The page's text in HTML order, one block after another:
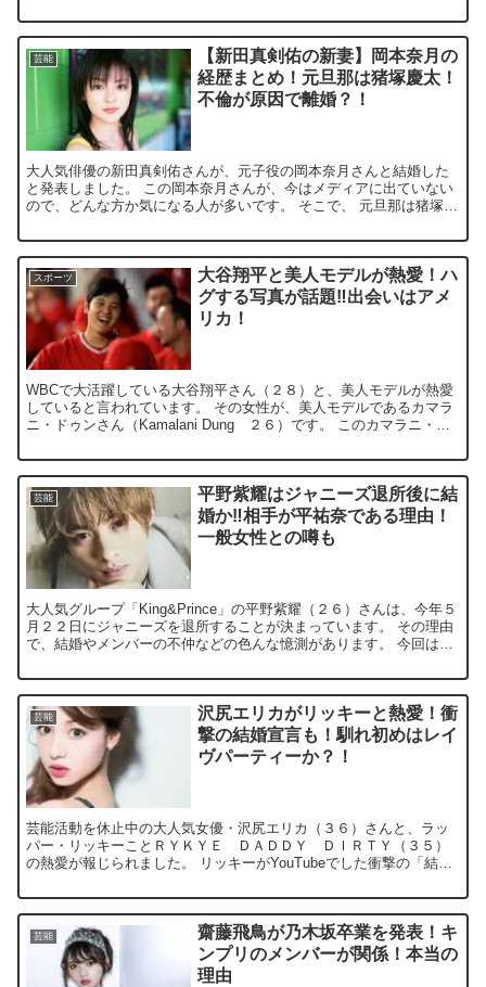
芸能
【新田真剣佑の新妻】岡本奈月の
経歴まとめ！元旦那は猪塚慶太！
不倫が原因で離婚？！
大人気俳優の新田真剣佑さんが、元子役の岡本奈月さんと結婚した
と発表しました。 この岡本奈月さんが、今はメディアに出ていない
ので、どんな方か気になる人が多いです。 そこで、 元旦那は猪塚慶
スポーツ
大谷翔平と美人モデルが熱愛！ハ
グする写真が話題‼︎出会いはアメ
リカ！
WBCで大活躍している大谷翔平さん（２８）と、美人モデルが熱愛
していると言われています。 その女性が、美人モデルであるカマラ
ニ・ドゥンさん（Kamalani Dung ２６）です。 このカマラニ・ド
芸能
平野紫耀はジャニーズ退所後に結
婚か‼︎相手が平祐奈である理由！
一般女性との噂も
大人気グループ「King&Prince」の平野紫耀（２６）さんは、今年５
月２２日にジャニーズを退所することが決まっています。 その理由
で、結婚やメンバーの不仲などの色んな憶測があります。 今回は、
芸能
沢尻エリカがリッキーと熱愛！衝
撃の結婚宣言も！馴れ初めはレイ
ヴパーティーか？！
芸能活動を休止中の大人気女優・沢尻エリカ（３６）さんと、ラッ
パー・リッキーことＲＹＫＹＥ ＤＡＤＤＹ ＤＩＲＴＹ（３５）
の熱愛が報じられました。 リッキーがYouTubeでした衝撃の「結婚
芸能
齋藤飛鳥が乃木坂卒業を発表！キ
ンプリのメンバーが関係！本当の
理由